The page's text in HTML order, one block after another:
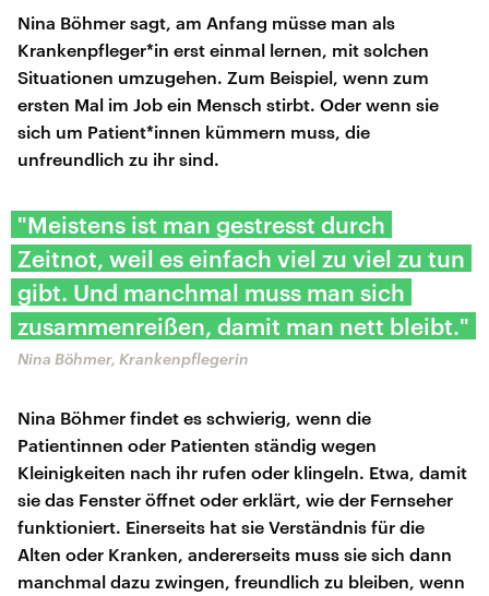
Nina Böhmer sagt, am Anfang müsse man als
Krankenpfleger*in erst einmal lernen, mit solchen
Situationen umzugehen. Zum Beispiel, wenn zum
ersten Mal im Job ein Mensch stirbt. Oder wenn sie
sich um Patient*innen kümmern muss, die
unfreundlich zu ihr sind.
"Meistens ist man gestresst durch
Zeitnot, weil es einfach viel zu viel zu tun
gibt. Und manchmal muss man sich
zusammenreißen, damit man nett bleibt."
Nina Böhmer, Krankenpflegerin
Nina Böhmer findet es schwierig, wenn die
Patientinnen oder Patienten ständig wegen
Kleinigkeiten nach ihr rufen oder klingeln. Etwa, damit
sie das Fenster öffnet oder erklärt, wie der Fernseher
funktioniert. Einerseits hat sie Verständnis für die
Alten oder Kranken, andererseits muss sie sich dann
manchmal dazu zwingen, freundlich zu bleiben, wenn